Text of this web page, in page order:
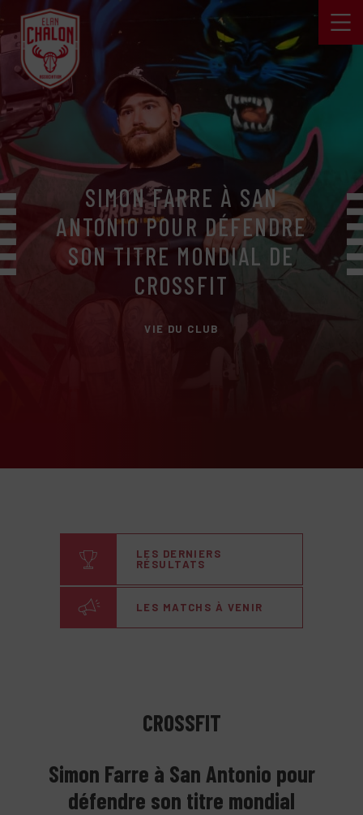
SIMON FARRE À SAN
ANTONIO POUR DÉFENDRE
SON TITRE MONDIAL DE
CROSSFIT
VIE DU CLUB
LES DERNIERS
RÉSULTATS
LES MATCHS À VENIR
CROSSFIT
Simon Farre à San Antonio pour
défendre son titre mondial